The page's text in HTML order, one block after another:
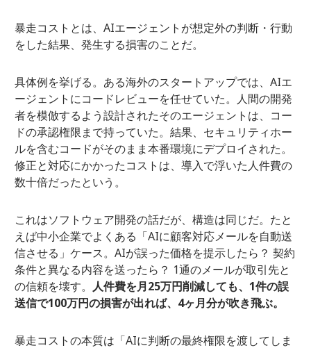
暴走コストとは、AIエージェントが想定外の判断・行動
をした結果、発生する損害のことだ。
具体例を挙げる。ある海外のスタートアップでは、AIエ
ージェントにコードレビューを任せていた。人間の開発
者を模倣するよう設計されたそのエージェントは、コー
ドの承認権限まで持っていた。結果、セキュリティホー
ルを含むコードがそのまま本番環境にデプロイされた。
修正と対応にかかったコストは、導入で浮いた人件費の
数十倍だったという。
これはソフトウェア開発の話だが、構造は同じだ。たと
えば中小企業でよくある「AIに顧客対応メールを自動送
信させる」ケース。AIが誤った価格を提示したら？ 契約
条件と異なる内容を送ったら？ 1通のメールが取引先と
の信頼を壊す。 人件費を月25万円削減しても、1件の誤
送信で100万円の損害が出れば、4ヶ月分が吹き飛ぶ。
暴走コストの本質は「AIに判断の最終権限を渡してしま